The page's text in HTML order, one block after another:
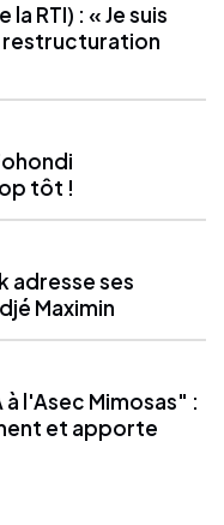
RTI) : « Je suis
restructuration
tôt !
adresse ses
Maximin
l'Asec Mimosas" :
et apporte